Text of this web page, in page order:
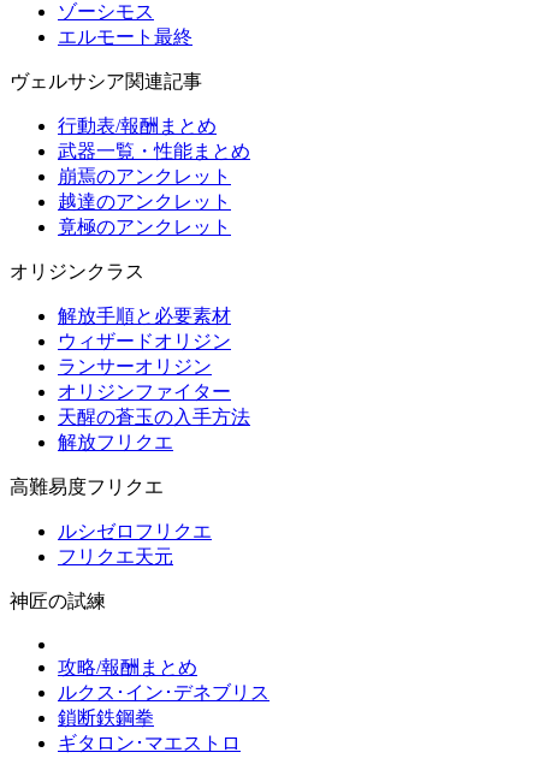
ゾーシモス
エルモート最終
ヴェルサシア関連記事
行動表/報酬まとめ
武器一覧・性能まとめ
崩焉のアンクレット
越達のアンクレット
竟極のアンクレット
オリジンクラス
解放手順と必要素材
ウィザードオリジン
ランサーオリジン
オリジンファイター
天醒の蒼玉の入手方法
解放フリクエ
高難易度フリクエ
ルシゼロフリクエ
フリクエ天元
神匠の試練
攻略/報酬まとめ
ルクス･イン･デネブリス
鎖断鉄鋼拳
ギタロン･マエストロ